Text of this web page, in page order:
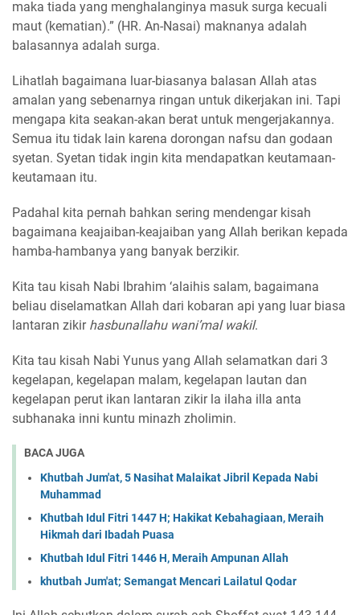
maka tiada yang menghalanginya masuk surga kecuali
maut (kematian).” (HR. An-Nasai) maknanya adalah
balasannya adalah surga.
Lihatlah bagaimana luar-biasanya balasan Allah atas
amalan yang sebenarnya ringan untuk dikerjakan ini. Tapi
mengapa kita seakan-akan berat untuk mengerjakannya.
Semua itu tidak lain karena dorongan nafsu dan godaan
syetan. Syetan tidak ingin kita mendapatkan keutamaan-
keutamaan itu.
Padahal kita pernah bahkan sering mendengar kisah
bagaimana keajaiban-keajaiban yang Allah berikan kepada
hamba-hambanya yang banyak berzikir.
Kita tau kisah Nabi Ibrahim ‘alaihis salam, bagaimana
beliau diselamatkan Allah dari kobaran api yang luar biasa
lantaran zikir hasbunallahu wani’mal wakil.
Kita tau kisah Nabi Yunus yang Allah selamatkan dari 3
kegelapan, kegelapan malam, kegelapan lautan dan
kegelapan perut ikan lantaran zikir la ilaha illa anta
subhanaka inni kuntu minazh zholimin.
BACA JUGA
Khutbah Jum'at, 5 Nasihat Malaikat Jibril Kepada Nabi
Muhammad
Khutbah Idul Fitri 1447 H; Hakikat Kebahagiaan, Meraih
Hikmah dari Ibadah Puasa
Khutbah Idul Fitri 1446 H, Meraih Ampunan Allah
khutbah Jum'at; Semangat Mencari Lailatul Qodar